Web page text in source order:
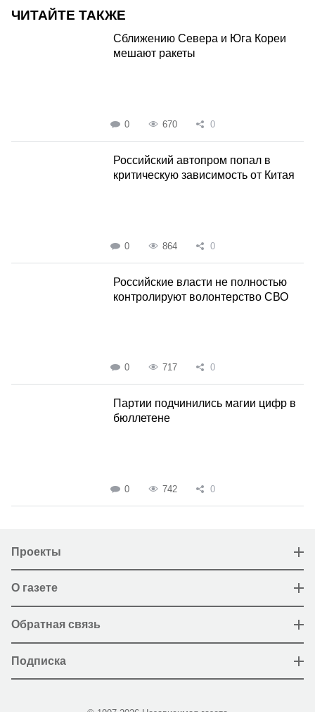
ЧИТАЙТЕ ТАКЖЕ
Сближению Севера и Юга Кореи
мешают ракеты
0 670 0
Российский автопром попал в
критическую зависимость от Китая
0 864 0
Российские власти не полностью
контролируют волонтерство СВО
0 717 0
Партии подчинились магии цифр в
бюллетене
0 742 0
Проекты
О газете
Обратная связь
Подписка